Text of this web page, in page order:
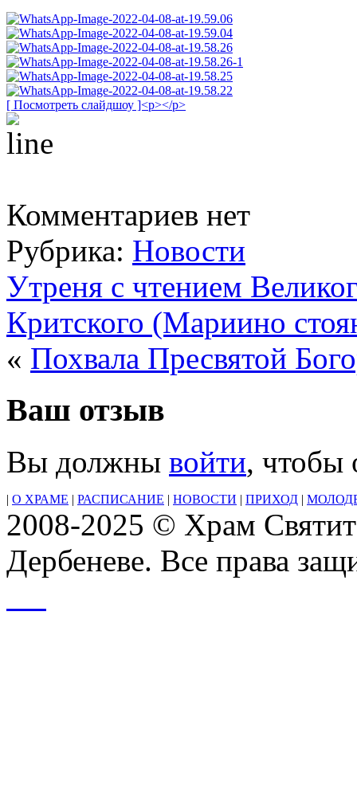
[ Посмотреть слайдшоу ]<p></p>
Комментариев нет
Рубрика: Новости
Утреня с чтением
Критского (Мариино
« Похвала Пресвятой
Ваш отзыв
Вы должны войти, чтобы
| О ХРАМЕ | РАСПИСАНИЕ | НОВОСТИ | ПРИХОД |
2008-2025 © Храм
Дербеневе. Все права